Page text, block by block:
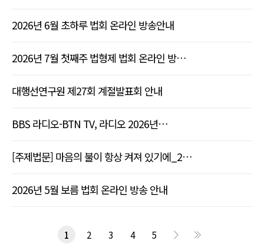
2026년 6월 초하루 법회 온라인 방송안내
2026년 7월 첫째주 법형제 법회 온라인 방…
대행선연구원 제27회 계절발표회 안내
BBS 라디오-BTN TV, 라디오 2026년…
[주제법문] 마음의 불이 항상 켜져 있기에_2…
2026년 5월 보름 법회 온라인 방송 안내
1 2 3 4 5